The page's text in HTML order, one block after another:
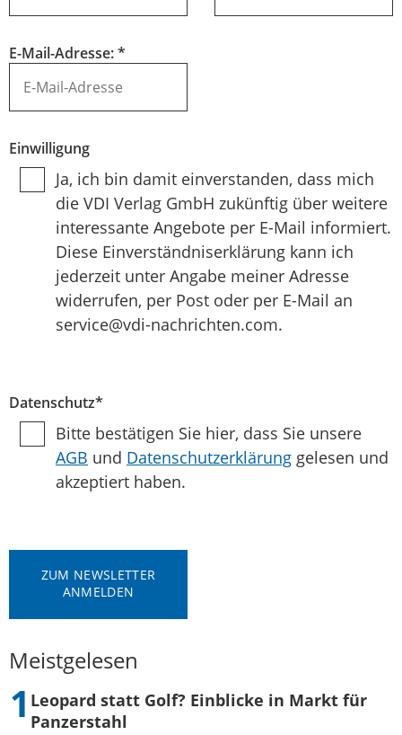
E-Mail-Adresse:*
Einwilligung
Ja, ich bin damit einverstanden, dass mich
die VDI Verlag GmbH zukünftig über weitere
interessante Angebote per E-Mail informiert.
Diese Einverständniserklärung kann ich
jederzeit unter Angabe meiner Adresse
widerrufen, per Post oder per E-Mail an
service@vdi-nachrichten.com.
Datenschutz*
Bitte bestätigen Sie hier, dass Sie unsere
AGB und Datenschutzerklärung gelesen und
akzeptiert haben.
ZUM NEWSLETTER
ANMELDEN
Meistgelesen
Leopard statt Golf? Einblicke in Markt für
Panzerstahl